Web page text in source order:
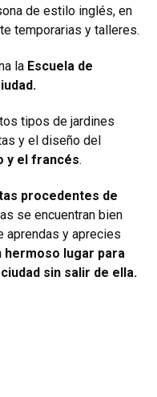
de estilo inglés, en
temporarias y talleres.
la Escuela de
tipos de jardines
y el diseño del
y el francés.
procedentes de
se encuentran bien
aprendas y aprecies
hermoso lugar para
sin salir de ella.